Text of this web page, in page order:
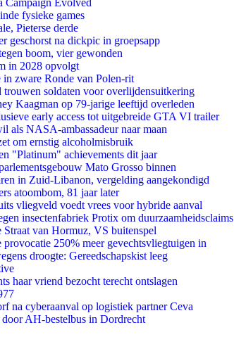
Campaign Evolved
fysieke games
Pieterse derde
geschorst na dickpic in groepsapp
boom, vier gewonden
in 2028 opvolgt
in zware Ronde van Polen-rit
soldaten voor overlijdensuitkering
Kaagman op 79-jarige leeftijd overleden
early access tot uitgebreide GTA VI trailer
als NASA-ambassadeur naar maan
om ernstig alcoholmisbruik
"Platinum" achievements dit jaar
Mato Grosso binnen
in Zuid-Libanon, vergelding aangekondigd
atoombom, 81 jaar later
vliegveld voedt vrees voor hybride aanval
insectenfabriek Protix om duurzaamheidsclaims
Straat van Hormuz, VS buitenspel
250% meer gevechtsvliegtuigen in
droogte: Gereedschapskist leeg
haar vriend bezocht terecht ontslagen
na cyberaanval op logistiek partner Ceva
AH-bestelbus in Dordrecht